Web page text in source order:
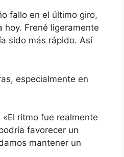
fallo en el último giro,
Frené ligeramente
sido más rápido. Así
especialmente en
ritmo fue realmente
favorecer un
mantener un